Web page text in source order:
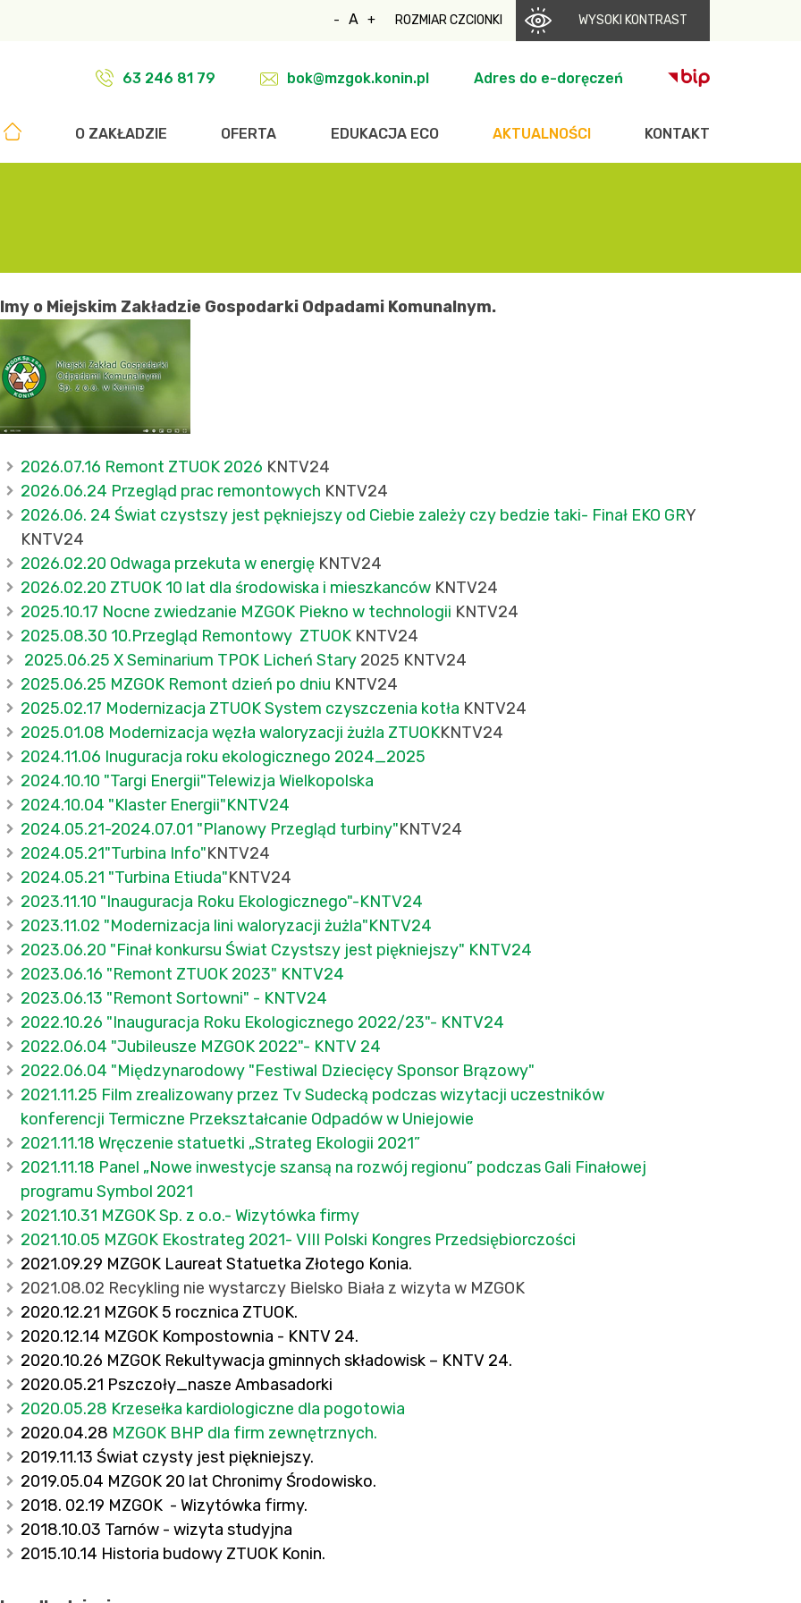
- A + ROZMIAR CZCIONKI WYSOKI KONTRAST
63 246 81 79 bok@mzgok.konin.pl Adres do e-doręczeń
O ZAKŁADZIE OFERTA EDUKACJA ECO AKTUALNOŚCI KONTAKT
o Miejskim Zakładzie Gospodarki Odpadami Komunalnym.
2026.07.16 Remont ZTUOK 2026 KNTV24
2026.06.24 Przegląd prac remontowych KNTV24
2026.06. 24 Świat czystszy jest pękniejszy od Ciebie zależy czy bedzie taki- Finał EKO GRY
KNTV24
2026.02.20 Odwaga przekuta w energię KNTV24
2026.02.20 ZTUOK 10 lat dla środowiska i mieszkanców KNTV24
2025.10.17 Nocne zwiedzanie MZGOK Piekno w technologii KNTV24
2025.08.30 10.Przegląd Remontowy ZTUOK KNTV24
2025.06.25 X Seminarium TPOK Licheń Stary 2025 KNTV24
2025.06.25 MZGOK Remont dzień po dniu KNTV24
2025.02.17 Modernizacja ZTUOK System czyszczenia kotła KNTV24
2025.01.08 Modernizacja węzła waloryzacji żużla ZTUOKKNTV24
2024.11.06 Inuguracja roku ekologicznego 2024_2025
2024.10.10 "Targi Energii"Telewizja Wielkopolska
2024.10.04 "Klaster Energii"KNTV24
2024.05.21-2024.07.01 "Planowy Przegląd turbiny"KNTV24
2024.05.21"Turbina Info"KNTV24
2024.05.21 "Turbina Etiuda"KNTV24
2023.11.10 "Inauguracja Roku Ekologicznego"-KNTV24
2023.11.02 "Modernizacja lini waloryzacji żużla"KNTV24
2023.06.20 "Finał konkursu Świat Czystszy jest piękniejszy" KNTV24
2023.06.16 "Remont ZTUOK 2023" KNTV24
2023.06.13 "Remont Sortowni" - KNTV24
2022.10.26 "Inauguracja Roku Ekologicznego 2022/23"- KNTV24
2022.06.04 "Jubileusze MZGOK 2022"- KNTV 24
2022.06.04 "Międzynarodowy "Festiwal Dziecięcy Sponsor Brązowy"
2021.11.25 Film zrealizowany przez Tv Sudecką podczas wizytacji uczestników
konferencji Termiczne Przekształcanie Odpadów w Uniejowie
2021.11.18 Wręczenie statuetki „Strateg Ekologii 2021”
2021.11.18 Panel „Nowe inwestycje szansą na rozwój regionu” podczas Gali Finałowej
programu Symbol 2021
2021.10.31 MZGOK Sp. z o.o.- Wizytówka firmy
2021.10.05 MZGOK Ekostrateg 2021- VIII Polski Kongres Przedsiębiorczości
2021.09.29 MZGOK Laureat Statuetka Złotego Konia.
2021.08.02 Recykling nie wystarczy Bielsko Biała z wizyta w MZGOK
2020.12.21 MZGOK 5 rocznica ZTUOK.
2020.12.14 MZGOK Kompostownia - KNTV 24.
2020.10.26 MZGOK Rekultywacja gminnych składowisk – KNTV 24.
2020.05.21 Pszczoły_nasze Ambasadorki
2020.05.28 Krzesełka kardiologiczne dla pogotowia
2020.04.28 MZGOK BHP dla firm zewnętrznych.
2019.11.13 Świat czysty jest piękniejszy.
2019.05.04 MZGOK 20 lat Chronimy Środowisko.
2018. 02.19 MZGOK - Wizytówka firmy.
2018.10.03 Tarnów - wizyta studyjna
2015.10.14 Historia budowy ZTUOK Konin.